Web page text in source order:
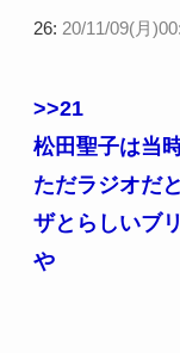
26: 20/11/09(月
>>21
松田聖子は当
ただラジオだ
ザとらしいブ
や